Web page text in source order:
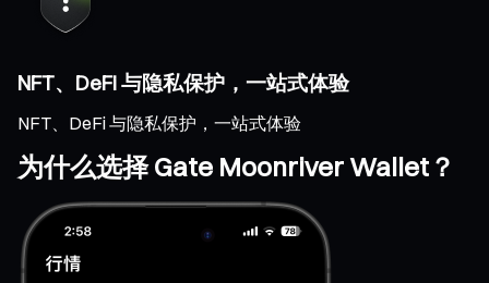
NFT、DeFi 与隐私保护，一站式体验
NFT、DeFi 与隐私保护，一站式体验
为什么选择 Gate Moonriver Wallet？